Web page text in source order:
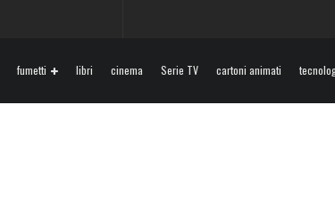
fumetti libri cinema Serie TV cartoni animati